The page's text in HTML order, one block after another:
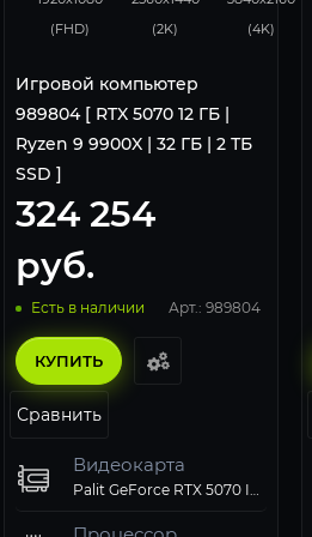
(FHD)
(2K)
(4K)
Игровой компьютер
989804 [ RTX 5070 12 ГБ |
Ryzen 9 9900X | 32 ГБ | 2 ТБ
SSD ]
324 254
руб.
Есть в наличии Арт.: 989804
КУПИТЬ
Сравнить
Видеокарта